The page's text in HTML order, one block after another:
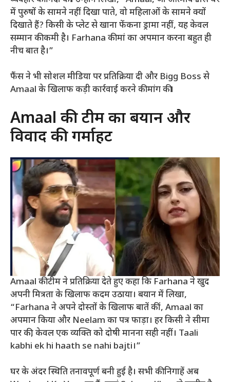
में पुरुषों के सामने नहीं दिखा पाते, वो महिलाओं के सामने क्यों
दिखाते हैं? किसी के प्लेट से खाना फेंकना ड्रामा नहीं, यह केवल
सम्मान की कमी है। Farhana की मां का अपमान करना बहुत ही
नीच बात है।”
फैंस ने भी सोशल मीडिया पर प्रतिक्रिया दी और Bigg Boss से
Amaal के खिलाफ कड़ी कार्रवाई करने की मांग की।
Amaal की टीम का बयान और
विवाद की गर्माहट
Amaal की टीम ने प्रतिक्रिया देते हुए कहा कि Farhana ने खुद
अपनी मित्रता के खिलाफ कदम उठाया। बयान में लिखा,
“Farhana ने अपने दोस्तों के खिलाफ बातें कीं, Amaal का
अपमान किया और Neelam का पत्र फाड़ा। हर किसी ने सीमा
पार की, केवल एक व्यक्ति को दोषी मानना सही नहीं। Taali
kabhi ek hi haath se nahi bajti।”
घर के अंदर स्थिति तनावपूर्ण बनी हुई है। सभी की निगाहें अब